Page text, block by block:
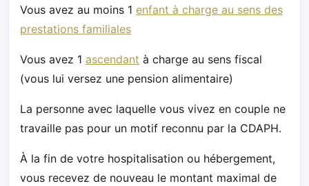
Vous avez au moins 1 enfant à charge au sens des
prestations familiales
Vous avez 1 ascendant à charge au sens fiscal
(vous lui versez une pension alimentaire)
La personne avec laquelle vous vivez en couple ne
travaille pas pour un motif reconnu par la CDAPH.
À la fin de votre hospitalisation ou hébergement,
vous recevez de nouveau le montant maximal de